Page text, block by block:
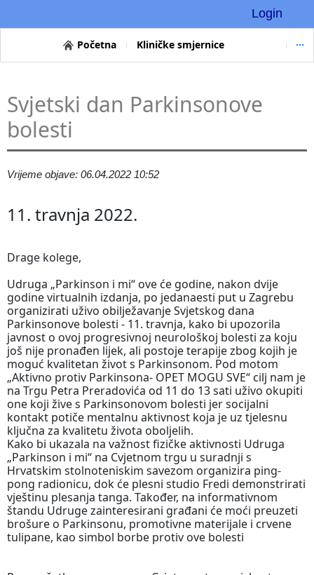
Login
Početna Kliničke smjernice
Svjetski dan Parkinsonove
bolesti
Vrijeme objave: 06.04.2022 10:52
11. travnja 2022.
Drage kolege,
Udruga „Parkinson i mi“ ove će godine, nakon dvije
godine virtualnih izdanja, po jedanaesti put u Zagrebu
organizirati uživo obilježavanje Svjetskog dana
Parkinsonove bolesti - 11. travnja, kako bi upozorila
javnost o ovoj progresivnoj neurološkoj bolesti za koju
još nije pronađen lijek, ali postoje terapije zbog kojih je
moguć kvalitetan život s Parkinsonom. Pod motom
„Aktivno protiv Parkinsona- OPET MOGU SVE“ cilj nam je
na Trgu Petra Preradovića od 11 do 13 sati uživo okupiti
one koji žive s Parkinsonovom bolesti jer socijalni
kontakt potiče mentalnu aktivnost koja je uz tjelesnu
ključna za kvalitetu života oboljelih.
Kako bi ukazala na važnost fizičke aktivnosti Udruga
„Parkinson i mi“ na Cvjetnom trgu u suradnji s
Hrvatskim stolnoteniskim savezom organizira ping-
pong radionicu, dok će plesni studio Fredi demonstrirati
vještinu plesanja tanga. Također, na informativnom
štandu Udruge zainteresirani građani će moći preuzeti
brošure o Parkinsonu, promotivne materijale i crvene
tulipane, kao simbol borbe protiv ove bolesti